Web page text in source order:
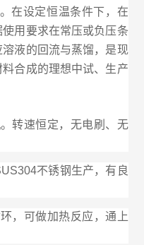
在设定恒温条件下，在
用要求在常压或负压条
液的回流与蒸馏，是现
合成的理想中试、生产
转速恒定，无电刷、无
不锈钢生产，有良
，可做加热反应，通上